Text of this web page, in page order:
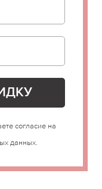
согласие на
данных.